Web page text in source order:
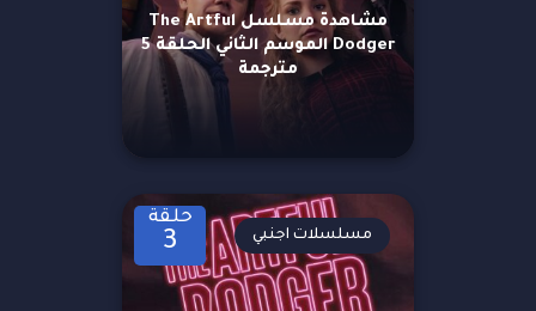
مشاهدة مسلسل The Artful
Dodger الموسم الثاني الحلقة 5
مترجمة
حلقة
3 مسلسلات اجنبي